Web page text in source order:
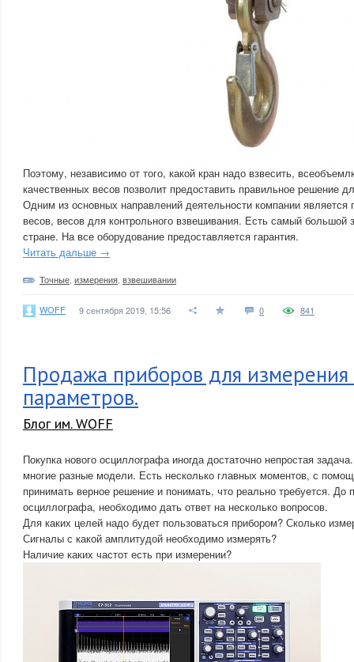
Поэтому, независимо от того, какой кран надо взвесить,
качественных весов позволит предоставить правильное решение
Одним из основных направлений деятельности компании является
весов, весов для контрольного взвешивания. Есть самый большой
стране. На все оборудование предоставляется гарантия.
Читать дальше →
Точные измерения взвешивании
WOFF 9 сентября 2019, 15:56 0 841
Продажа приборов для
параметров.
Блог им. WOFF
Покупка нового осциллографа иногда достаточно непростая
многие разные модели. Есть несколько главных моментов, с
принимать верное решение и понимать, что реально требуется. До
осциллографа, необходимо дать ответ на несколько вопросов.
Для каких целей надо будет пользоваться прибором? Сколько
Сигналы с какой амплитудой необходимо измерять?
Наличие каких частот есть при измерении?